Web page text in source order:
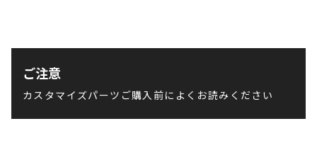
ご注意
カスタマイズパーツご購入前によくお読みください